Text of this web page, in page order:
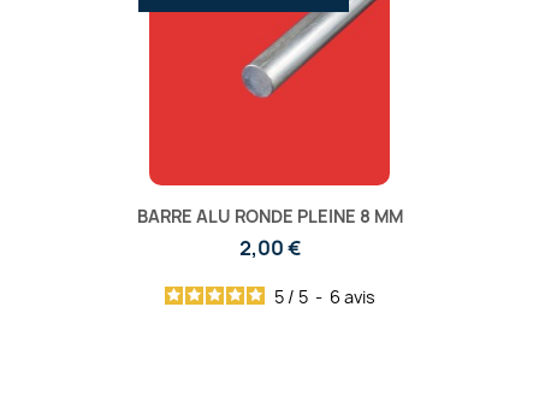
BARRE ALU RONDE PLEINE 8 MM
2,00 €
5 / 5 - 6 avis